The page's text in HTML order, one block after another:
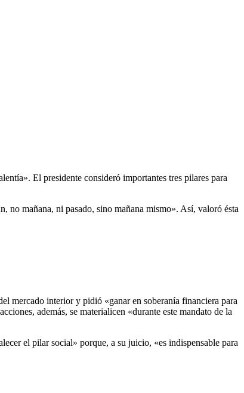
El presidente consideró importantes tres pilares para
no mañana, ni pasado, sino mañana mismo». Así, valoró ésta
mercado interior y pidió «ganar en soberanía financiera para
además, se materialicen «durante este mandato de la
el pilar social» porque, a su juicio, «es indispensable para